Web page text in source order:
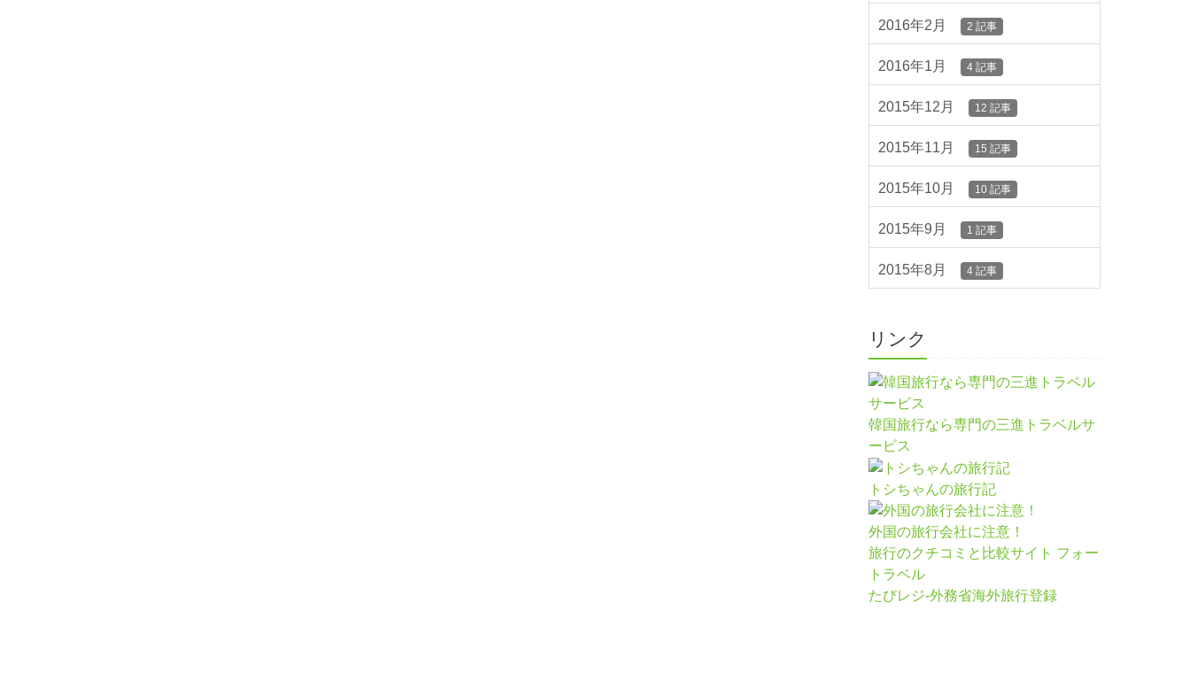
2016年2月 2 記事
2016年1月 4 記事
2015年12月 12 記事
2015年11月 15 記事
2015年10月 10 記事
2015年9月 1 記事
2015年8月 4 記事
リンク
韓国旅行なら専門の三進トラベルサ
ービス
トシちゃんの旅行記
外国の旅行会社に注意！
旅行のクチコミと比較サイト フォー
トラベル
たびレジ-外務省海外旅行登録